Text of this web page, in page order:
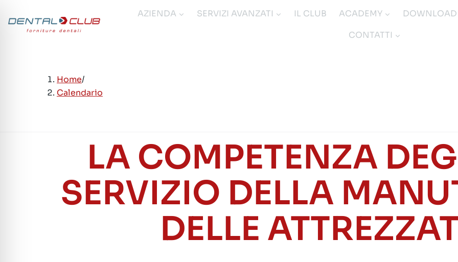
contenuto
AZIENDA SERVIZI AVANZATI IL CLUB ACADEMY
DOWNLOAD
CONTATTI
Home/
Calendario
LA COMPETENZA
SERVIZIO DELLA
DELLE